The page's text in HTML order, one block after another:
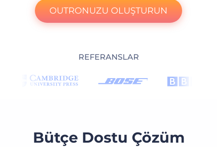
OUTRONUZU OLUŞTURUN
REFERANSLAR
Bütçe Dostu Çözüm